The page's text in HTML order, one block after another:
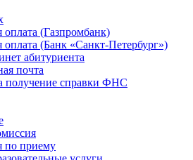
оплата (Газпромбанк)
оплата (Банк «Санкт-Петербург»)
абитуриента
почта
получение справки ФНС
по приему